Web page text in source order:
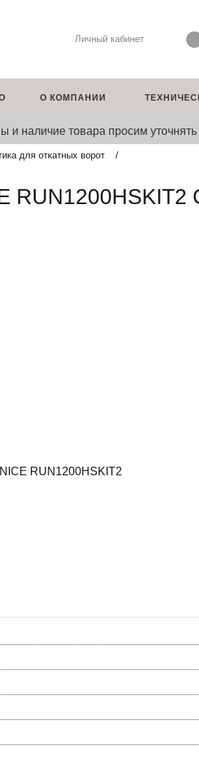
Личный кабинет
О КОМПАНИИ
и наличие товара просим
для откатных ворот
RUN1200HSKIT2